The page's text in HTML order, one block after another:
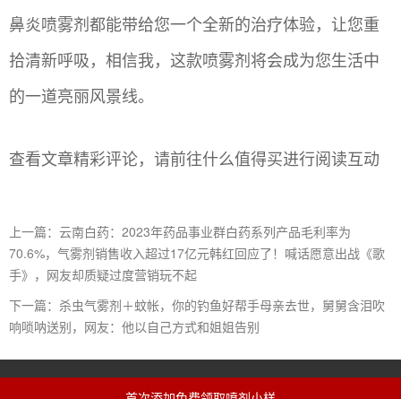
鼻炎喷雾剂都能带给您一个全新的治疗体验，让您重
拾清新呼吸，相信我，这款喷雾剂将会成为您生活中
的一道亮丽风景线。
查看文章精彩评论，请前往什么值得买进行阅读互动
上一篇：云南白药：2023年药品事业群白药系列产品毛利率为
70.6%，气雾剂销售收入超过17亿元韩红回应了！喊话愿意出战《歌
手》，网友却质疑过度营销玩不起
下一篇：杀虫气雾剂＋蚊帐，你的钓鱼好帮手母亲去世，舅舅含泪吹
响唢呐送别，网友：他以自己方式和姐姐告别
技术支持：辉煌岁月（Vx：aaw4008）